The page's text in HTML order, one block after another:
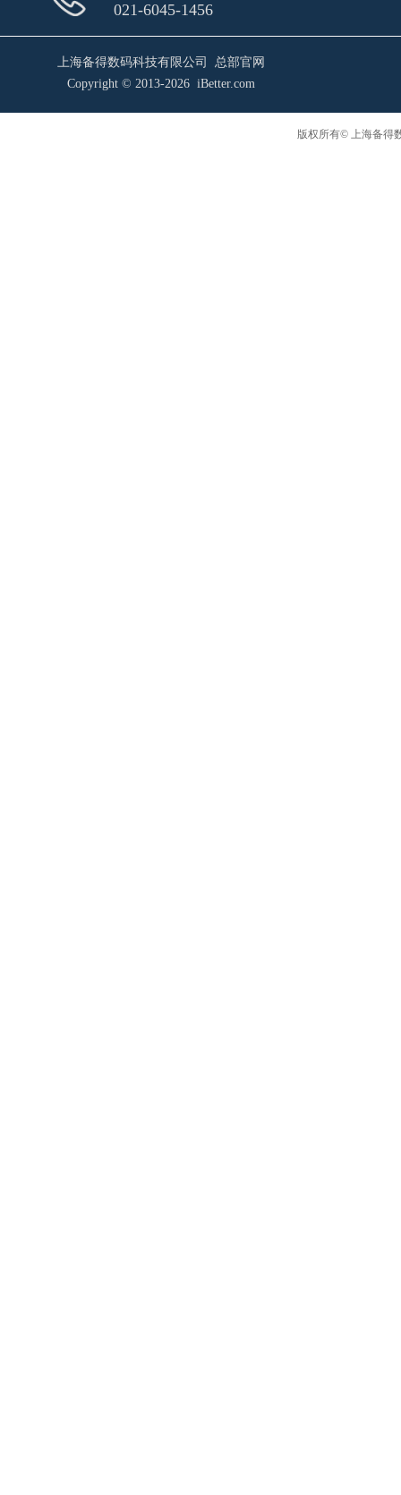
上海备得数码科技有限公司 总部官网
Copyright © 2013-2026 iBetter.com
021-6045-1456
版权所有© 上海备得